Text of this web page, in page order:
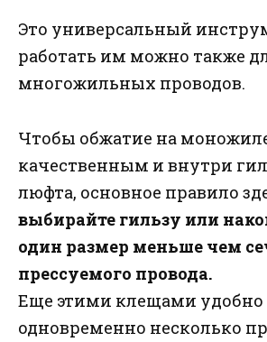
Это универсальный
работать им можно также
многожильных проводов.
Чтобы обжатие на
качественным и внутри
люфта, основное правило
выбирайте гильзу или
один размер меньше чем
прессуемого провода.
Еще этими клещами удобно
одновременно несколько